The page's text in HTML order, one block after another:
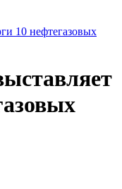
10 нефтегазовых